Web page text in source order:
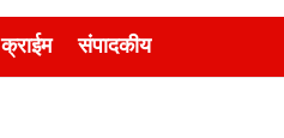
क्राईम संपादकीय